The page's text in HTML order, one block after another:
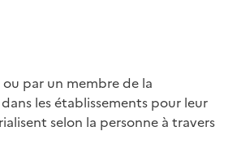
par un membre de la
les établissements pour leur
selon la personne à travers